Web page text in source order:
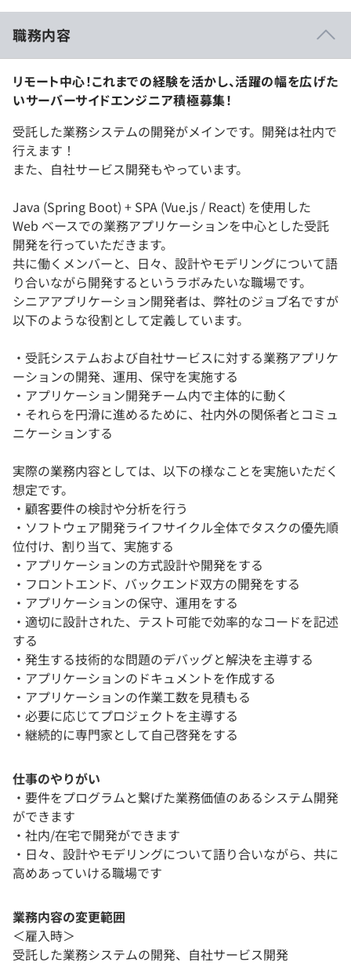
職務内容
リモート中心！これまでの経験を活かし、活躍の幅を広げた
いサーバーサイドエンジニア積極募集！
受託した業務システムの開発がメインです。開発は社内で
行えます！
また、自社サービス開発もやっています。
Java (Spring Boot) + SPA (Vue.js / React) を使用した
Web ベースでの業務アプリケーションを中心とした受託
開発を行っていただきます。
共に働くメンバーと、日々、設計やモデリングについて語
り合いながら開発するというラボみたいな職場です。
シニアアプリケーション開発者は、弊社のジョブ名ですが
以下のような役割として定義しています。
・受託システムおよび自社サービスに対する業務アプリケ
ーションの開発、運用、保守を実施する
・アプリケーション開発チーム内で主体的に動く
・それらを円滑に進めるために、社内外の関係者とコミュ
ニケーションする
実際の業務内容としては、以下の様なことを実施いただく
想定です。
・顧客要件の検討や分析を行う
・ソフトウェア開発ライフサイクル全体でタスクの優先順
位付け、割り当て、実施する
・アプリケーションの方式設計や開発をする
・フロントエンド、バックエンド双方の開発をする
・アプリケーションの保守、運用をする
・適切に設計された、テスト可能で効率的なコードを記述
する
・発生する技術的な問題のデバッグと解決を主導する
・アプリケーションのドキュメントを作成する
・アプリケーションの作業工数を見積もる
・必要に応じてプロジェクトを主導する
・継続的に専門家として自己啓発をする
仕事のやりがい
・要件をプログラムと繋げた業務価値のあるシステム開発
ができます
・社内/在宅で開発ができます
・日々、設計やモデリングについて語り合いながら、共に
高めあっていける職場です
業務内容の変更範囲
＜雇入時＞
受託した業務システムの開発、自社サービス開発